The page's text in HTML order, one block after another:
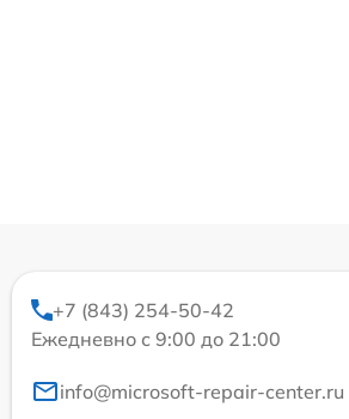
+7 (843) 254-50-42
Ежедневно с 9:00 до 21:00
info@microsoft-repair-center.ru